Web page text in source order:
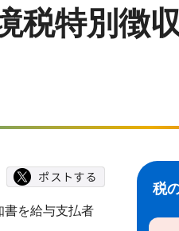
税特別徴
書を給与支払者
税